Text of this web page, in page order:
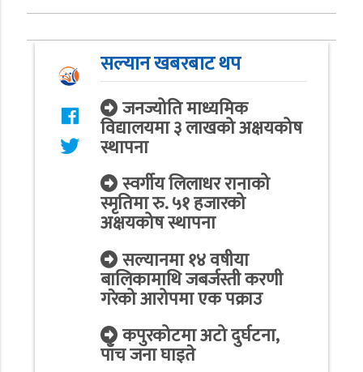
सल्यान खबरबाट थप
जनज्योति माध्यमिक
विद्यालयमा ३ लाखको अक्षयकोष
स्थापना
स्वर्गीय लिलाधर रानाको
स्मृतिमा रु. ५१ हजारको
अक्षयकोष स्थापना
सल्यानमा १४ वषीया
बालिकामाथि जबर्जस्ती करणी
गरेको आरोपमा एक पक्राउ
कपुरकोटमा अटो दुर्घटना,
पाँच जना घाइते